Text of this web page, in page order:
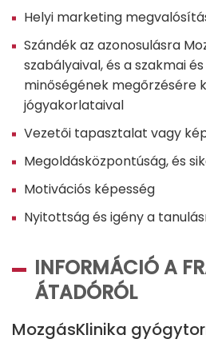
Helyi marketing
Szándék az azonosulásra
szabályaival, és a szakmai
minőségének megőrzésére
jógyakorlataival
Vezetői tapasztalat vagy
Megoldásközpontúság, és
Motivációs képesség
Nyitottság és igény a
INFORMÁCIÓ A
ÁTADÓRÓL
MozgásKlinika